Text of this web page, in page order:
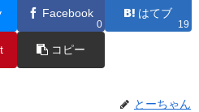
Facebook
0
はてブ
19
コピー
とーちゃん